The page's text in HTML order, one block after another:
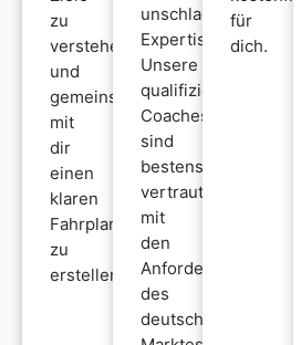
zu
verstehen
und
gemeinsam
mit
dir
einen
klaren
Fahrplan
zu
erstellen.
unschlagbare
Expertise.
Unsere
qualifizierten
Coaches
sind
bestens
vertraut
mit
den
Anforderungen
des
deutschen
für
dich.